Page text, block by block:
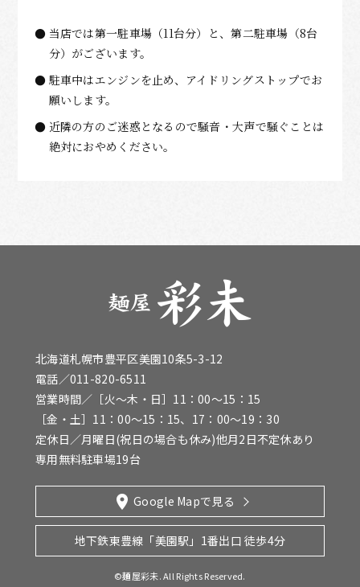
当店では第一駐車場（11台分）と、第二駐車場（8台
分）がございます。
駐車中はエンジンを止め、アイドリングストップでお
願いします。
近隣の方のご迷惑となるので騒音・大声で騒ぐことは
絶対におやめください。
北海道札幌市豊平区美園10条5-3-12
電話／011-820-6511
営業時間／［火〜木・日］11：00～15：15
［金・土］11：00～15：15、17：00～19：30
定休日／月曜日(祝日の場合も休み)他月2日不定休あり
専用無料駐車場19台
Google Mapで見る
地下鉄東豊線「美園駅」 1番出口 徒歩4分
©麺屋彩未. All Rights Reserved.